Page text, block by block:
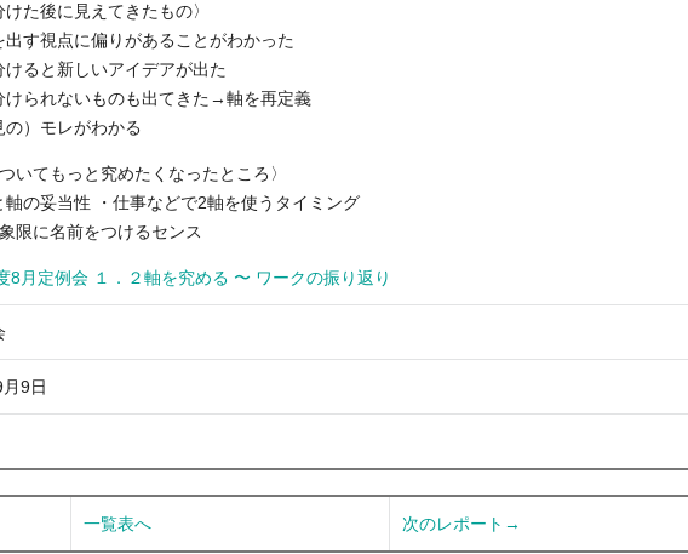
けた後に見えてきたもの〉
出す視点に偏りがあることがわかった
けると新しいアイデアが出た
けられないものも出てきた→軸を再定義
の）モレがわかる
ついてもっと究めたくなったところ〉
軸の妥当性 ・仕事などで2軸を使うタイミング
限に名前をつけるセンス
8月定例会 １．２軸を究める 〜 ワークの振り返り
9日
一覧表へ 次のレポート→